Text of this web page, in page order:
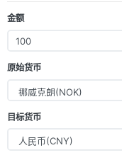
金额
原始货币
目标货币